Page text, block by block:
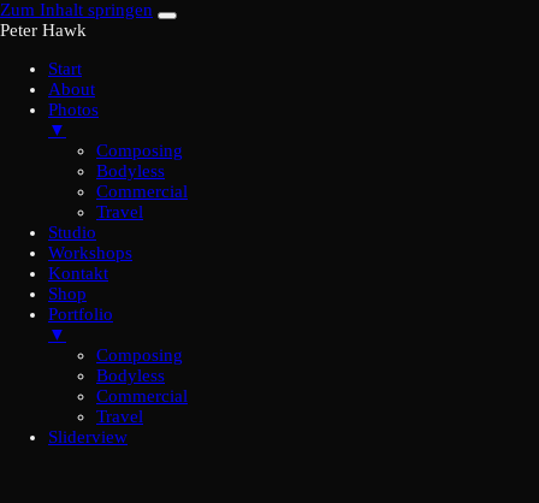
Zum Inhalt springen
Peter Hawk
Start
About
Photos
▼
Composing
Bodyless
Commercial
Travel
Studio
Workshops
Kontakt
Shop
Portfolio
▼
Composing
Bodyless
Commercial
Travel
Sliderview